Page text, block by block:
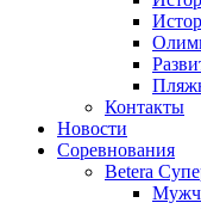
Контакты
Новости
Соревнования
Betera